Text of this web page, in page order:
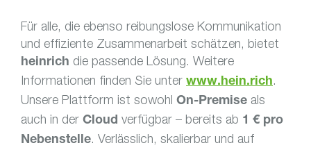
Für alle, die ebenso reibungslose Kommunikation
und effiziente Zusammenarbeit schätzen, bietet
heinrich die passende Lösung. Weitere
Informationen finden Sie unter www.hein.rich.
Unsere Plattform ist sowohl On-Premise als
auch in der Cloud verfügbar – bereits ab 1 € pro
Nebenstelle. Verlässlich, skalierbar und auf